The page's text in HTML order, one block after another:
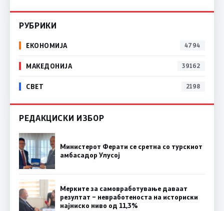
РУБРИКИ
ЕКОНОМИЈА 4794
МАКЕДОНИЈА 39162
СВЕТ 2198
РЕДАКЦИСКИ ИЗБОР
Министерот Ферати се сретна со турскиот
амбасадор Улусој
Мерките за самовработување даваат
резултат – невработеноста на историски
најниско ниво од 11,3%